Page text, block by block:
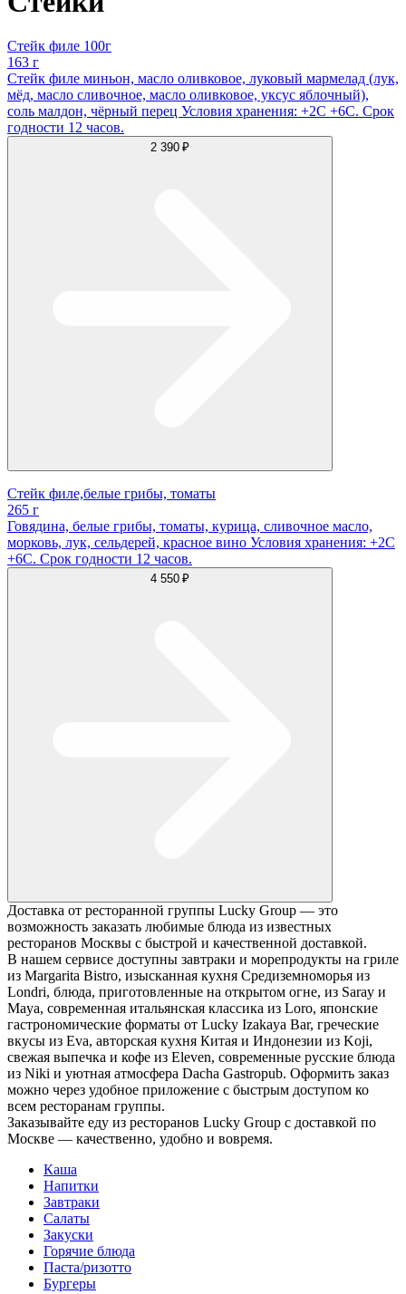
Стейк филе 100г
163 г
Стейк филе миньон, масло оливковое, луковый мармелад (лук,
мёд, масло сливочное, масло оливковое, уксус яблочный),
соль малдон, чёрный перец Условия хранения: +2С +6С. Срок
годности 12 часов.
2 390 ₽
Стейк филе,белые грибы, томаты
265 г
Говядина, белые грибы, томаты, курица, сливочное масло,
морковь, лук, сельдерей, красное вино Условия хранения: +2С
+6С. Срок годности 12 часов.
4 550 ₽
Доставка от ресторанной группы Lucky Group — это
возможность заказать любимые блюда из известных
ресторанов Москвы с быстрой и качественной доставкой.
В нашем сервисе доступны завтраки и морепродукты на гриле
из Margarita Bistro, изысканная кухня Средиземноморья из
Londri, блюда, приготовленные на открытом огне, из Saray и
Maya, современная итальянская классика из Loro, японские
гастрономические форматы от Lucky Izakaya Bar, греческие
вкусы из Eva, авторская кухня Китая и Индонезии из Koji,
свежая выпечка и кофе из Eleven, современные русские блюда
из Niki и уютная атмосфера Dacha Gastropub. Оформить заказ
можно через удобное приложение с быстрым доступом ко
всем ресторанам группы.
Заказывайте еду из ресторанов Lucky Group с доставкой по
Москве — качественно, удобно и вовремя.
Каша
Напитки
Завтраки
Салаты
Закуски
Горячие блюда
Паста/ризотто
Бургеры